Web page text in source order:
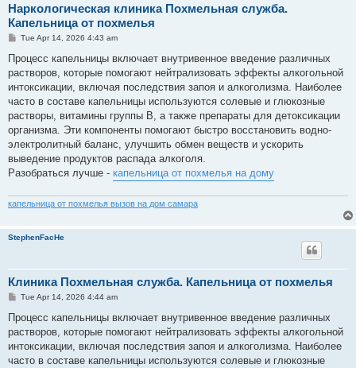
Наркологическая клиника Похмельная служба.
Капельница от похмелья
P
s
Tue Apr 14, 2026 4:43 am
Процесс капельницы включает внутривенное введение различных
растворов, которые помогают нейтрализовать эффекты алкогольной
интоксикации, включая последствия запоя и алкоголизма. Наиболее
часто в составе капельницы используются солевые и глюкозные
растворы, витамины группы B, а также препараты для детоксикации
организма. Эти компоненты помогают быстро восстановить водно-
электролитный баланс, улучшить обмен веществ и ускорить
выведение продуктов распада алкоголя.
Разобраться лучше - капельница от похмелья на дому
капельница от похмелья вызов на дом самара
StephenFacHe
Клиника Похмельная служба. Капельница от похмелья
P
s
Tue Apr 14, 2026 4:44 am
Процесс капельницы включает внутривенное введение различных
растворов, которые помогают нейтрализовать эффекты алкогольной
интоксикации, включая последствия запоя и алкоголизма. Наиболее
часто в составе капельницы используются солевые и глюкозные